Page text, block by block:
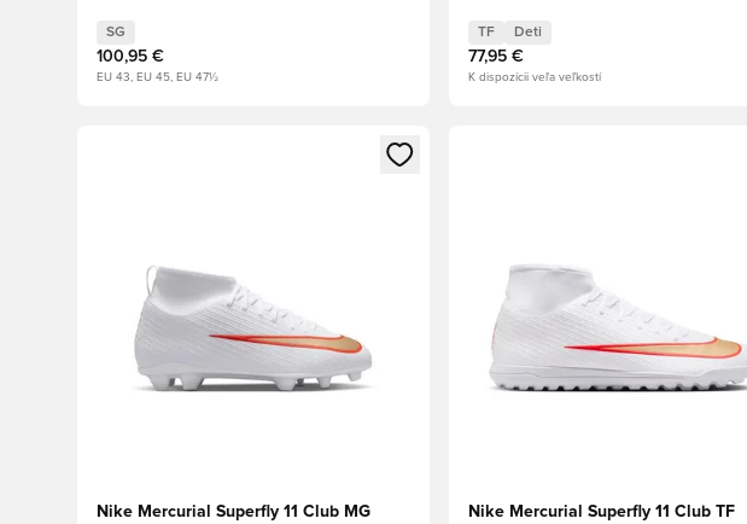
SG
100,95 €
EU 43, EU 45, EU 47½
TF Deti
77,95 €
K dispozícii veľa veľkostí
Otvorí modál na prihlásenie alebo registráciu ako člen
Nike Mercurial Superfly 11 Club MG
Otvorí modál na prihlásenie alebo
Nike Mercurial Superfly 11 Club TF